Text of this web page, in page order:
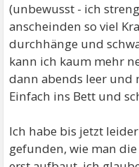
(unbewusst - ich
anscheinden so viel
durchhänge und
kann ich kaum mehr
dann abends leer und
Einfach ins Bett und
Ich habe bis jetzt
gefunden, wie man